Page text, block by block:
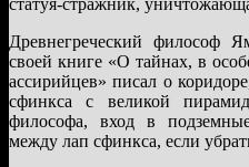
Древнегреческий
своей книге «О тайнах, в
ассирийцев» писал о
сфинкса с великой
философа, вход в
между лап сфинкса, если